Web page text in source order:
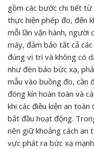
gồm các bước chi tiết từ
thực hiện phép đo, đến
mỗi lần vận hành, người
máy, đảm bảo tất cả
đúng vị trí và không có
như đèn báo bức xạ,
mẫu vào buồng đo, cần
đóng kín hoàn toàn và
khi các điều kiện an
bắt đầu hoạt động.
nên giữ khoảng cách an
vực phát ra bức xạ